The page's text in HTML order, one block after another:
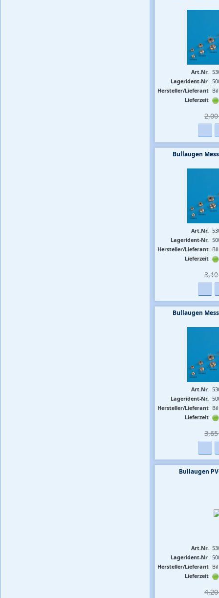
Art.Nr.
Lagerident-Nr.
Hersteller/Lieferant
Lieferzeit
2,00
Bullaugen
Art.Nr.
Lagerident-Nr.
Hersteller/Lieferant
Lieferzeit
3,10
Bullaugen
Art.Nr.
Lagerident-Nr.
Hersteller/Lieferant
Lieferzeit
3,65
Bullaugen
Art.Nr.
Lagerident-Nr.
Hersteller/Lieferant
Lieferzeit
4,20